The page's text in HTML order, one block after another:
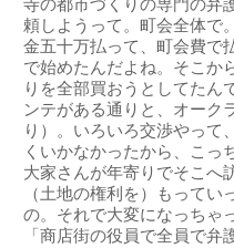
寺の都市づくりの専門の弁
頼しようって。町会全体で
金五十万払って、町会費で
で始めたんだよね。そこか
りを全部買おうとしてたん
ンテがある通りと、オーク
り）。いろいろ交渉やって
くいかなかったから、こっ
大家さんが年寄りでそこへ
（土地の権利を）もってい
の。それで大変になっちゃ
「商店街の役員で全員で弁